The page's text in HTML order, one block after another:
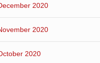
2020
2020
2020